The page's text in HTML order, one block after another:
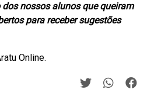
nossos alunos que queiram
para receber sugestões
Online.